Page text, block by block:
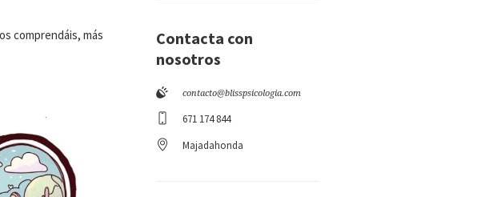
comprendáis, más
Contacta con
nosotros
contacto@blisspsicologia.com
671 174 844
Majadahonda